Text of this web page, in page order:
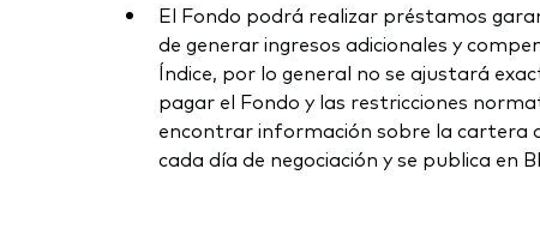
El Fondo podrá realizar préstamos
de generar ingresos adicionales y
Índice, por lo general no se ajustará
pagar el Fondo y las restricciones
encontrar información sobre la cartera
cada día de negociación y se publica en